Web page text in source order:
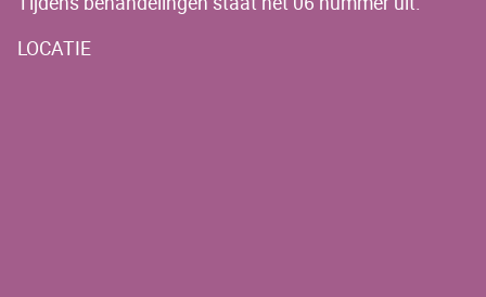
LOCATIE